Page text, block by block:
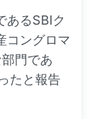
あるSBIク
コングロマ
門であ
たと報告